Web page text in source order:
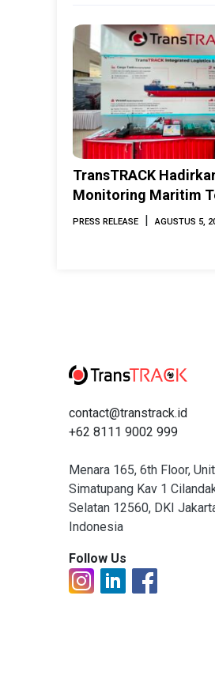
TransTRACK
Monitoring Maritim
Berbasis AI & IoT di
PRESS RELEASE AGUSTUS 5,
contact@transtrack.id
+62 8111 9002 999
Menara 165, 6th Floor,
Simatupang Kav 1
Selatan 12560, DKI
Indonesia
Follow Us